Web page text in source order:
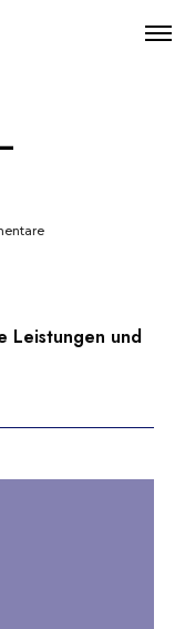
O
Leistungen und